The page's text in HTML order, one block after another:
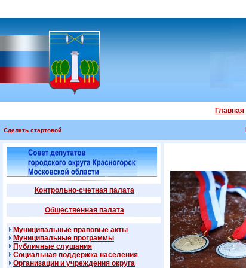
Главная|
Сделать стартовой
Контрольно-счетная палата
Общественная палата
Муниципальные правовые акты
Муниципальные программы
Публичные слушания
Социальная поддержка населения
Организации и учреждения округа